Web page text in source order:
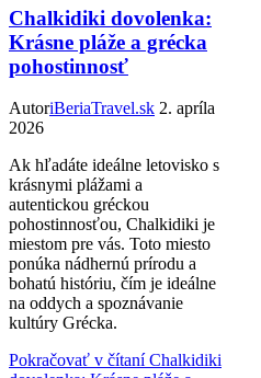
Chalkidiki dovolenka:
Krásne pláže a grécka
pohostinnosť
AutoriBeriaTravel.sk 2. apríla
2026
Ak hľadáte ideálne letovisko s
krásnymi plážami a
autentickou gréckou
pohostinnosťou, Chalkidiki je
miestom pre vás. Toto miesto
ponúka nádhernú prírodu a
bohatú históriu, čím je ideálne
na oddych a spoznávanie
kultúry Grécka.
Pokračovať v čítaníChalkidiki